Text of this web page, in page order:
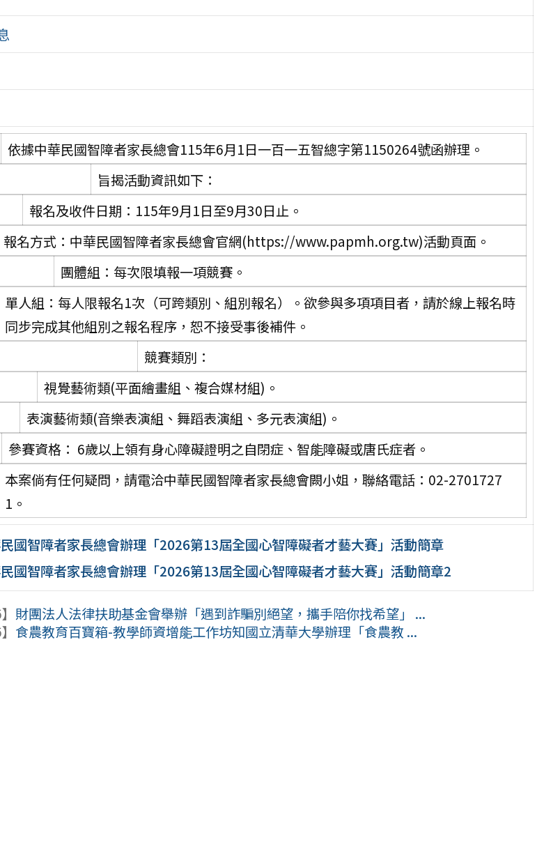
依據中華民國智障者家長總會115年6月1日一百一五智總字第1150264號函辦理。
旨揭活動資訊如下：
報名及收件日期：115年9月1日至9月30日止。
報名方式：中華民國智障者家長總會官網(https://www.papmh.org.tw)活動頁面。
團體組：每次限填報一項競賽。
單人組：每人限報名1次（可跨類別、組別報名）。欲參與多項項目者，請於線上報名時
同步完成其他組別之報名程序，恕不接受事後補件。
競賽類別：
視覺藝術類(平面繪畫組、複合媒材組)。
表演藝術類(音樂表演組、舞蹈表演組、多元表演組)。
參賽資格： 6歲以上領有身心障礙證明之自閉症、智能障礙或唐氏症者。
本案倘有任何疑問，請電洽中華民國智障者家長總會闕小姐，聯絡電話：02-2701727
1。
國智障者家長總會辦理「2026第13屆全國心智障礙者才藝大賽」活動簡章
國智障者家長總會辦理「2026第13屆全國心智障礙者才藝大賽」活動簡章2
財團法人法律扶助基金會舉辦「遇到詐騙別絕望，攜手陪你找希望」 ...
食農教育百寶箱-教學師資增能工作坊知國立清華大學辦理「食農教 ...